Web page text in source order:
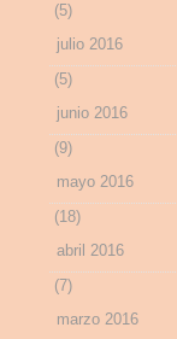
(5)
julio 2016
(5)
junio 2016
(9)
mayo 2016
(18)
abril 2016
(7)
marzo 2016